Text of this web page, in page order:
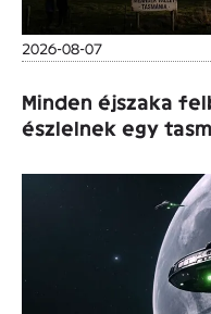
2026-08-07
Minden éjszaka
észlelnek egy